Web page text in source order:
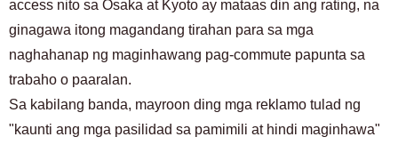
access nito sa Osaka at Kyoto ay mataas din ang rating, na
ginagawa itong magandang tirahan para sa mga
naghahanap ng maginhawang pag-commute papunta sa
trabaho o paaralan.
Sa kabilang banda, mayroon ding mga reklamo tulad ng
"kaunti ang mga pasilidad sa pamimili at hindi maginhawa"